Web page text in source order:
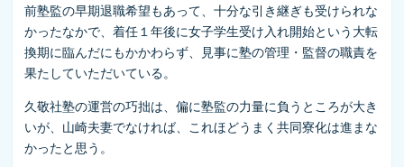
前塾監の早期退職希望もあって、十分な引き継ぎも受けられな
かったなかで、着任１年後に女子学生受け入れ開始という大転
換期に臨んだにもかかわらず、見事に塾の管理・監督の職責を
果たしていただいている。
久敬社塾の運営の巧拙は、偏に塾監の力量に負うところが大き
いが、山崎夫妻でなければ、これほどうまく共同寮化は進まな
かったと思う。